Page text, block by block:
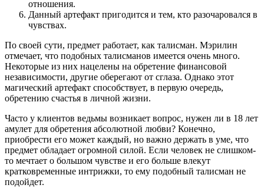
отношения.
Данный артефакт пригодится и тем, кто разочаровался в
чувствах.
По своей сути, предмет работает, как талисман. Мэрилин
отмечает, что подобных талисманов имеется очень много.
Некоторые из них нацелены на обретение финансовой
независимости, другие оберегают от сглаза. Однако этот
магический артефакт способствует, в первую очередь,
обретению счастья в личной жизни.
Часто у клиентов ведьмы возникает вопрос, нужен ли в 18 лет
амулет для обретения абсолютной любви? Конечно,
приобрести его может каждый, но важно держать в уме, что
предмет обладает огромной силой. Если человек не слишком-
то мечтает о большом чувстве и его больше влекут
кратковременные интрижки, то ему подобный талисман не
подойдет.